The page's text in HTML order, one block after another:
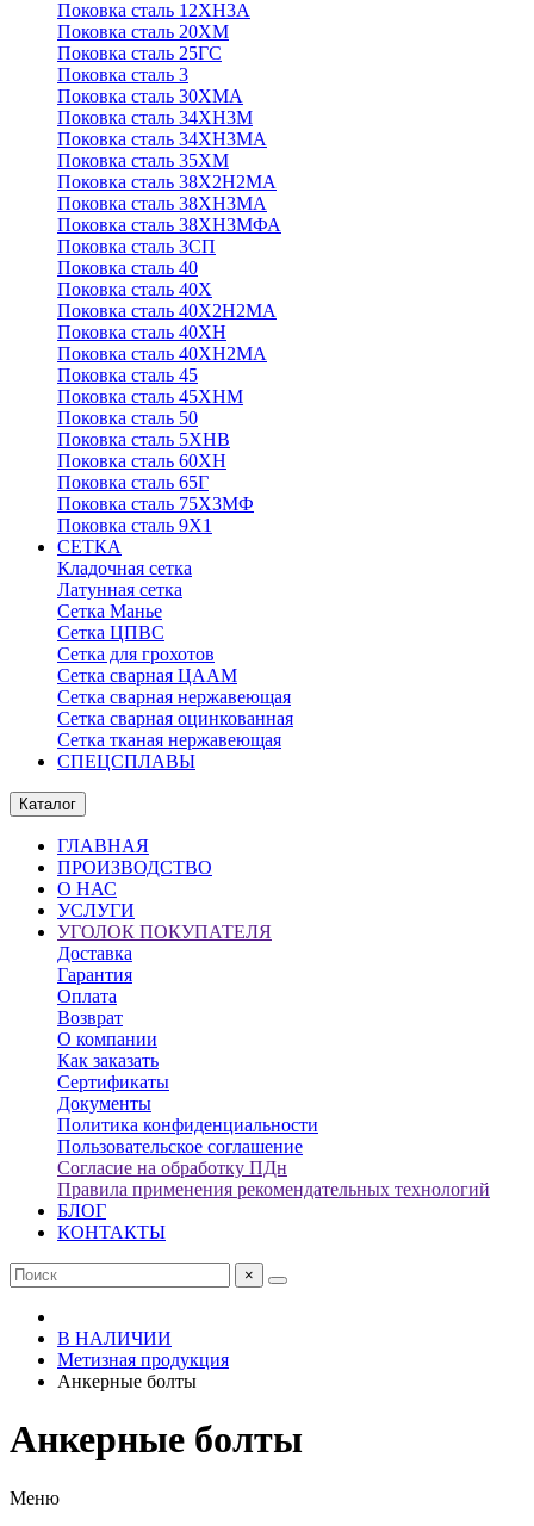
Поковка сталь 12ХН3А
Поковка сталь 20ХМ
Поковка сталь 25ГС
Поковка сталь 3
Поковка сталь 30ХМА
Поковка сталь 34ХН3М
Поковка сталь 34ХН3МА
Поковка сталь 35ХМ
Поковка сталь 38Х2Н2МА
Поковка сталь 38ХН3МА
Поковка сталь 38ХН3МФА
Поковка сталь 3СП
Поковка сталь 40
Поковка сталь 40Х
Поковка сталь 40Х2Н2МА
Поковка сталь 40ХН
Поковка сталь 40ХН2МА
Поковка сталь 45
Поковка сталь 45ХНМ
Поковка сталь 50
Поковка сталь 5ХНВ
Поковка сталь 60ХН
Поковка сталь 65Г
Поковка сталь 75Х3МФ
Поковка сталь 9Х1
СЕТКА
Кладочная сетка
Латунная сетка
Сетка Манье
Сетка ЦПВС
Сетка для грохотов
Сетка сварная ЦААМ
Сетка сварная нержавеющая
Сетка сварная оцинкованная
Сетка тканая нержавеющая
СПЕЦСПЛАВЫ
Каталог
ГЛАВНАЯ
ПРОИЗВОДСТВО
О НАС
УСЛУГИ
УГОЛОК ПОКУПАТЕЛЯ
Доставка
Гарантия
Оплата
Возврат
О компании
Как заказать
Сертификаты
Документы
Политика конфиденциальности
Пользовательское соглашение
Согласие на обработку ПДн
Правила применения рекомендательных технологий
БЛОГ
КОНТАКТЫ
×
В НАЛИЧИИ
Метизная продукция
Анкерные болты
Анкерные болты
Меню